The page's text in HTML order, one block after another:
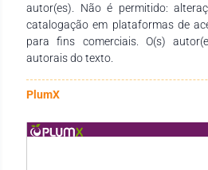
autor(es). Não é permitido:
catalogação em plataformas de
para fins comerciais. O(s)
autorais do texto.
PlumX